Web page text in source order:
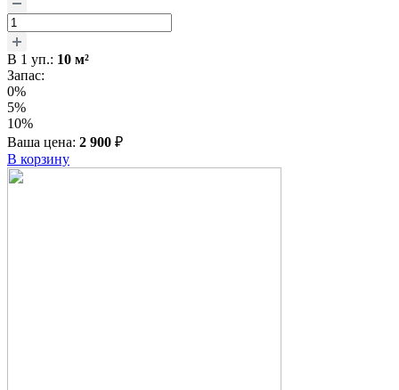
В 1 уп.: 10 м²
Запас:
0%
5%
10%
Ваша цена: 2 900 ₽
В корзину